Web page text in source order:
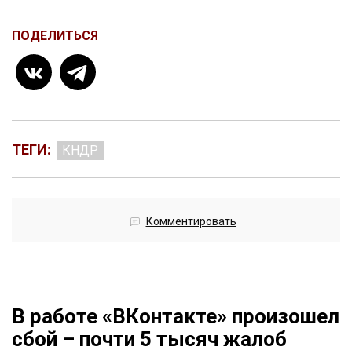
ПОДЕЛИТЬСЯ
ТЕГИ: КНДР
Комментировать
В работе «ВКонтакте» произошел
сбой – почти 5 тысяч жалоб